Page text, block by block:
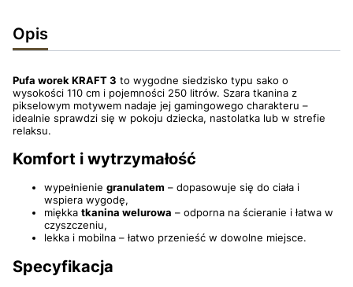
Opis
Pufa worek KRAFT 3 to wygodne siedzisko typu sako o
wysokości 110 cm i pojemności 250 litrów. Szara tkanina z
pikselowym motywem nadaje jej gamingowego charakteru –
idealnie sprawdzi się w pokoju dziecka, nastolatka lub w strefie
relaksu.
Komfort i wytrzymałość
wypełnienie granulatem – dopasowuje się do ciała i
wspiera wygodę,
miękka tkanina welurowa – odporna na ścieranie i łatwa w
czyszczeniu,
lekka i mobilna – łatwo przenieść w dowolne miejsce.
Specyfikacja